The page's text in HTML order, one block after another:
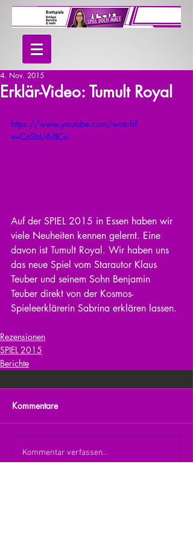
Erklär-Video: Tumult Royal
4. Nov. 2015
https://www.youtube.com/watch?
v=CeSbU6ilICo
Auf der SPIEL 2015 in Essen haben wir
viele Neuheiten kennen gelernt. Eine
davon ist Tumult Royal. Wir haben uns
das neue Spiel vom Starautor Klaus
Teuber und seinem Sohn Benjamin
Teuber direkt von der Kosmos-
Spieleerklärerin Sabrina erklären lassen.
Rezensionen
SPIEL 2015
Berichte
Kommentare
Kommentar verfassen...